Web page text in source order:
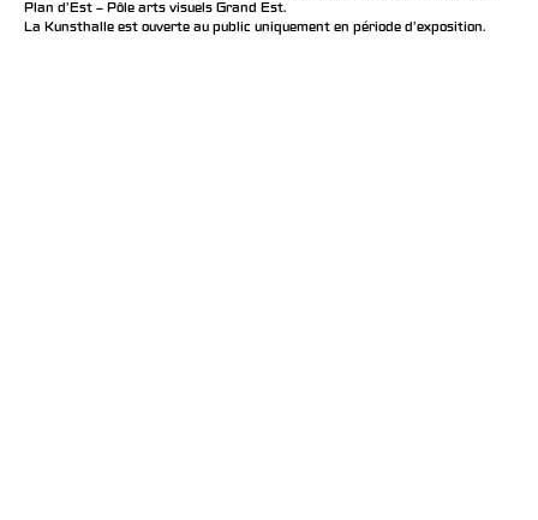
Plan d’Est – Pôle arts visuels Grand Est.
La Kunsthalle est ouverte au public uniquement en période d'exposition.